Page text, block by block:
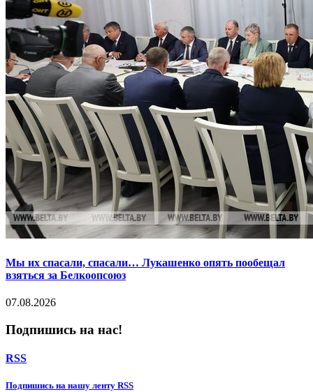
Мы их спасали, спасали… Лукашенко опять пообещал
взяться за Белкоопсоюз
07.08.2026
Подпишись на нас!
RSS
Подпишиcь на нашу ленту RSS